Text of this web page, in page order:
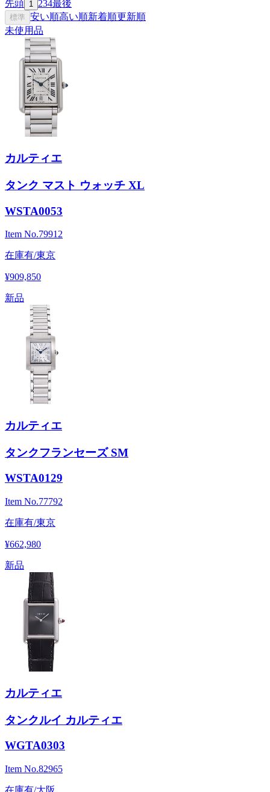
先頭 1 234最後
標準 安い順高い順新着順更新順
未使用品
カルティエ
タンク マスト ウォッチ XL
WSTA0053
Item No.79912
在庫有/東京
¥909,850
新品
カルティエ
タンクフランセーズ SM
WSTA0129
Item No.77792
在庫有/東京
¥662,980
新品
カルティエ
タンクルイ カルティエ
WGTA0303
Item No.82965
在庫有/大阪